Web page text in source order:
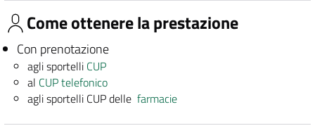
Come ottenere la prestazione
Con prenotazione
agli sportelli CUP
al CUP telefonico
agli sportelli CUP dellefarmacie